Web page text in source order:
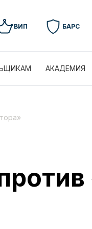
ВИП БАРС
АКАДЕМИЯ